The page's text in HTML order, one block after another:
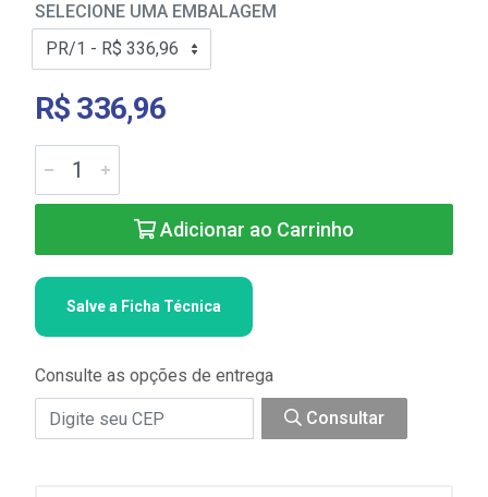
SELECIONE UMA EMBALAGEM
R$ 336,96
Adicionar ao Carrinho
Salve a Ficha Técnica
Consulte as opções de entrega
Consultar